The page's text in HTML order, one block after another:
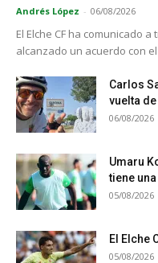
Andrés López - 06/08/2026
El Elche CF ha comunicado
alcanzado un acuerdo con
Carlos
vuelta de
06/08/2026
Umaru
tiene
05/08/2026
El Elche
05/08/2026